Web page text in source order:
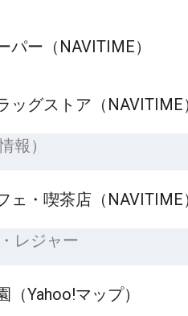
パー（NAVITIME）
ッグストア（NAVITIME
報）
ェ・喫茶店（NAVITIME
レジャー
（Yahoo!マップ）